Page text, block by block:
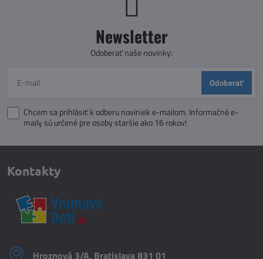
Newsletter
Odoberať naše novinky:
Odoberať
Chcem sa prihlásiť k odberu noviniek e-mailom. Informačné e-
maily sú určené pre osoby staršie ako 16 rokov!
Kontakty
Hroznová 3/A, Bratislava 831 01